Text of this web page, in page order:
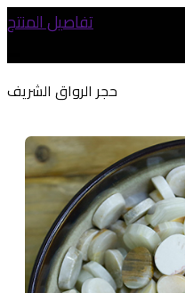
تفاصيل المنتج
حجر الرواق الشريف